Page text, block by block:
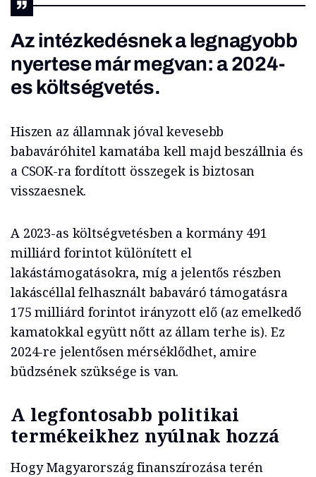
Az intézkedésnek a legnagyobb
nyertese már megvan: a 2024-
es költségvetés.
Hiszen az államnak jóval kevesebb
babaváróhitel kamatába kell majd beszállnia és
a CSOK-ra fordított összegek is biztosan
visszaesnek.
A 2023-as költségvetésben a kormány 491
milliárd forintot különített el
lakástámogatásokra, míg a jelentős részben
lakáscéllal felhasznált babaváró támogatásra
175 milliárd forintot irányzott elő (az emelkedő
kamatokkal együtt nőtt az állam terhe is). Ez
2024-re jelentősen mérséklődhet, amire
büdzsének szüksége is van.
A legfontosabb politikai
termékeikhez nyúlnak hozzá
Hogy Magyarország finanszírozása terén